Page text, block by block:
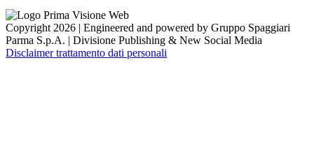
Copyright 2026 | Engineered and powered by Gruppo Spaggiari
Parma S.p.A. | Divisione Publishing & New Social Media
Disclaimer trattamento dati personali